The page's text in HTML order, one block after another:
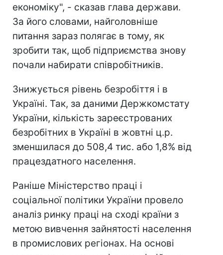
економіку", - сказав глава держави.
За його словами, найголовніше
питання зараз полягає в тому, як
зробити так, щоб підприємства знову
почали набирати співробітників.
Знижується рівень безробіття і в
Україні. Так, за даними Держкомстату
України, кількість зареєстрованих
безробітних в Україні в жовтні ц.р.
зменшилася до 508,4 тис. або 1,8% від
працездатного населення.
Раніше Міністерство праці і
соціальної політики України провело
аналіз ринку праці на сході країни з
метою вивчення зайнятості населення
в промислових регіонах. На основі